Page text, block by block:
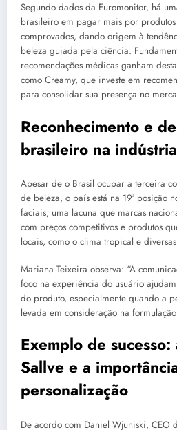
Segundo dados da Euromonitor, há
brasileiro em pagar mais por
comprovados, dando origem à
beleza guiada pela ciência.
recomendações médicas ganham
como Creamy, que investe em
para consolidar sua presença no
Reconhecimento e
brasileiro na
Apesar de o Brasil ocupar a terceira
de beleza, o país está na 19ª posição
faciais, uma lacuna que marcas
com preços competitivos e produtos
locais, como o clima tropical e
Mariana Teixeira observa: “A
foco na experiência do usuário
do produto, especialmente quando a
levada em consideração na
Exemplo de
Sallve e a
personalização
De acordo com Daniel Wjuniski, CEO